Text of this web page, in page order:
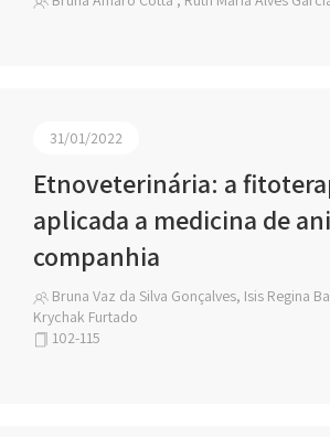
31/01/2022
Etnoveterinária: a
aplicada a medicina de
companhia
Bruna Vaz da Silva Gonçalves, Isis Regina
Krychak Furtado
102-115